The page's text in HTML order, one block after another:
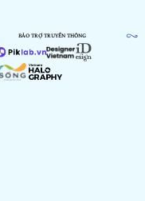
BẢO TRỢ TRUYỀN THÔNG